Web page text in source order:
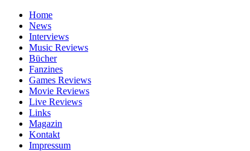
Home
News
Interviews
Music Reviews
Bücher
Fanzines
Games Reviews
Movie Reviews
Live Reviews
Links
Magazin
Kontakt
Impressum